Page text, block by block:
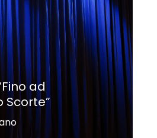
ad
Scorte”